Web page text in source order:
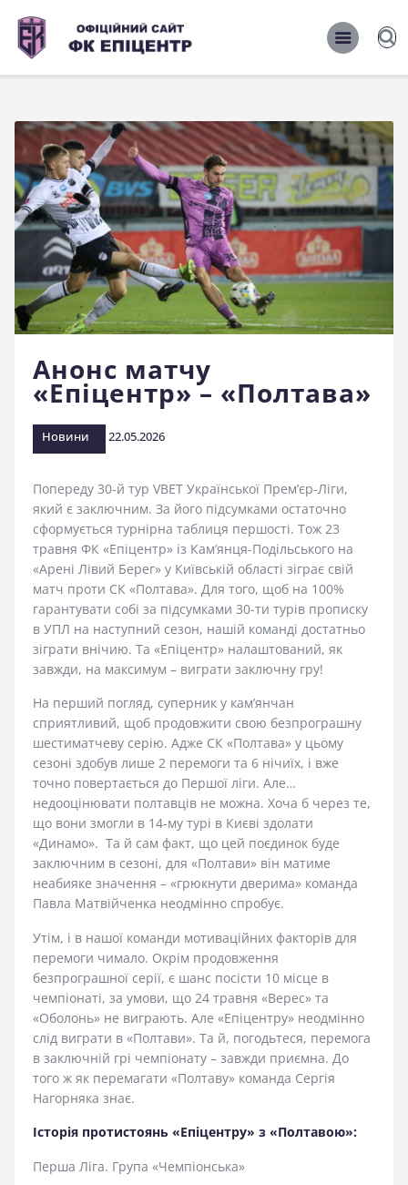
ОФІЦІЙНИЙ САЙТ ФК ЕПІЦЕНТР
ОФІЦІЙНИЙ САЙТ ФК ЕПІЦЕНТР
Головна
Новини
Команда
Матчі 2026/2027
Фото
Історія
Клуб
Фан-шоп
Правила поведінки на
стадіоні
Анонс матчу
«Епіцентр» – «Полтава»
Новини 22.05.2026
Попереду 30-й тур VBET Української Прем’єр-Ліги,
який є заключним. За його підсумками остаточно
сформується турнірна таблиця першості. Тож 23
травня ФК «Епіцентр» із Кам’янця-Подільського на
«Арені Лівий Берег» у Київській області зіграє свій
матч проти СК «Полтава». Для того, щоб на 100%
гарантувати собі за підсумками 30-ти турів прописку
в УПЛ на наступний сезон, нашій команді достатньо
зіграти внічию. Та «Епіцентр» налаштований, як
завжди, на максимум – виграти заключну гру!
На перший погляд, суперник у кам’янчан
сприятливий, щоб продовжити свою безпрограшну
шестиматчеву серію. Адже СК «Полтава» у цьому
сезоні здобув лише 2 перемоги та 6 нічиїх, і вже
точно повертається до Першої ліги. Але…
недооцінювати полтавців не можна. Хоча б через те,
що вони змогли в 14-му турі в Києві здолати
«Динамо». Та й сам факт, що цей поєдинок буде
заключним в сезоні, для «Полтави» він матиме
неабияке значення – «грюкнути дверима» команда
Павла Матвійченка неодмінно спробує.
Утім, і в нашої команди мотиваційних факторів для
перемоги чимало. Окрім продовження
безпрограшної серії, є шанс посісти 10 місце в
чемпіонаті, за умови, що 24 травня «Верес» та
«Оболонь» не виграють. Але «Епіцентру» неодмінно
слід виграти в «Полтави». Та й, погодьтеся, перемога
в заключній грі чемпіонату – завжди приємна. До
того ж як перемагати «Полтаву» команда Сергія
Нагорняка знає.
Історія протистоянь «Епіцентру» з «Полтавою»:
Перша Ліга. Група «Чемпіонська»